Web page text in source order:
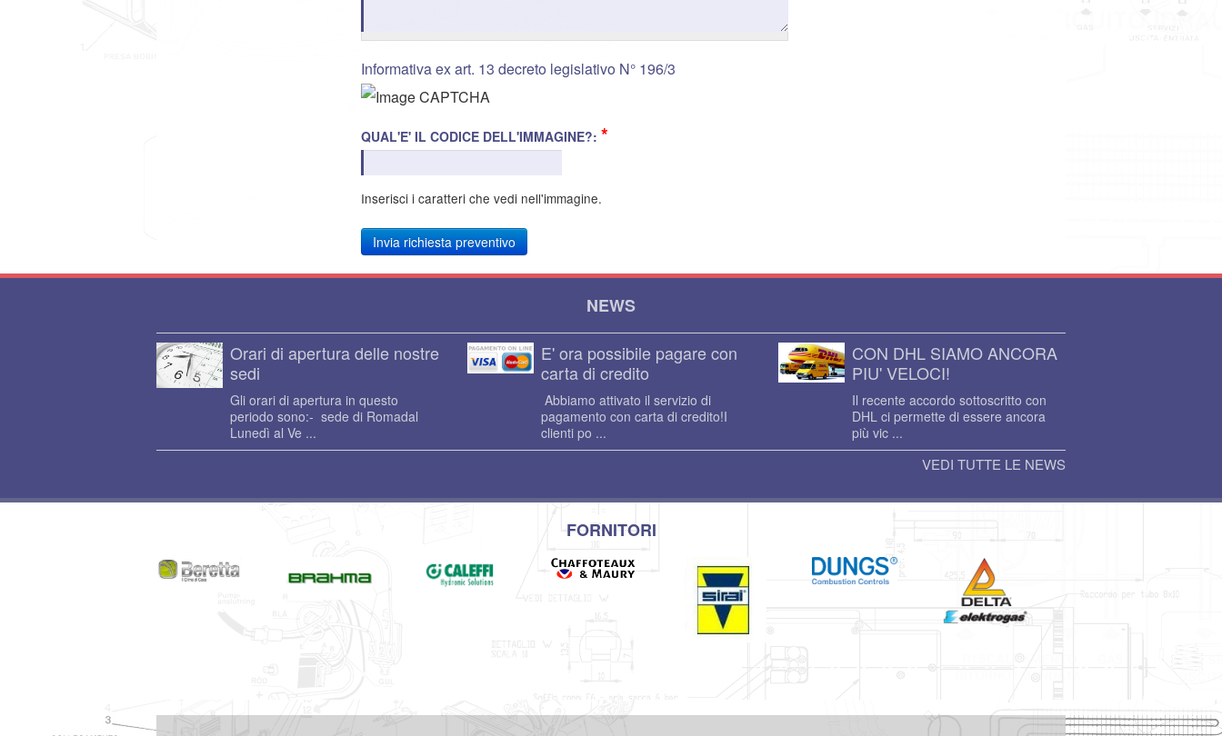
Informativa ex art. 13 decreto legislativo N° 196/3
QUAL'E' IL CODICE DELL'IMMAGINE?:*
Inserisci i caratteri che vedi nell'immagine.
NEWS
Orari di apertura delle nostre
sedi
Gli orari di apertura in questo
periodo sono:- sede di Romadal
Lunedì al Ve ...
E' ora possibile pagare con
carta di credito
Abbiamo attivato il servizio di
pagamento con carta di credito!I
clienti po ...
CON DHL SIAMO ANCORA
PIU' VELOCI!
Il recente accordo sottoscritto con
DHL ci permette di essere ancora
più vic ...
VEDI TUTTE LE NEWS
FORNITORI